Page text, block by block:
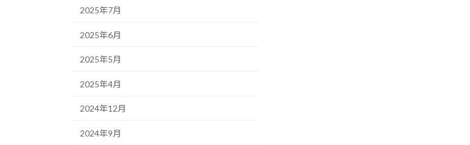
2025年7月
2025年6月
2025年5月
2025年4月
2024年12月
2024年9月